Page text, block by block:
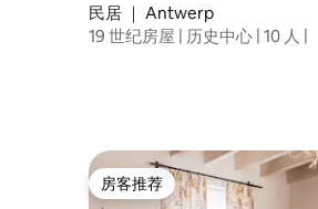
民居 ｜ Antwerp
19 世纪房屋 | 历史中心 | 10 人 |
房客推荐
房客推荐